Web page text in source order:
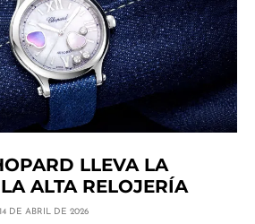
LLEVA LA
ALTA RELOJERÍA
14 DE ABRIL DE 2026